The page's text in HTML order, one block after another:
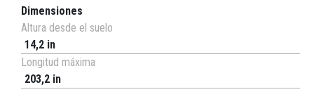
Dimensiones
Altura desde el suelo
14,2 in
Longitud máxima
203,2 in